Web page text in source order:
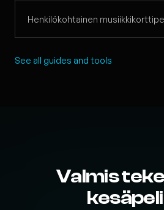
Henkilökohtainen
See all guides and tools
Valmis